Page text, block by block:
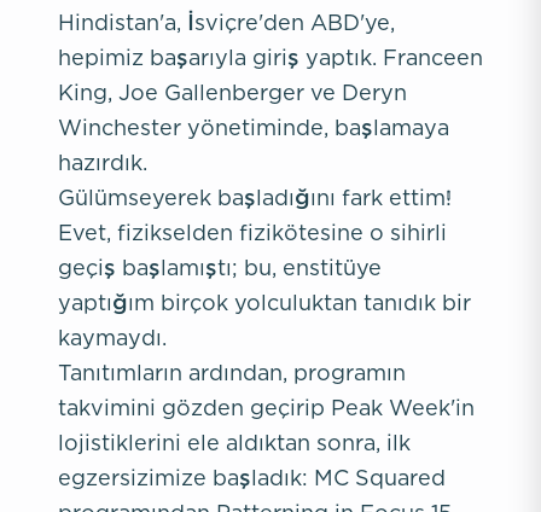
Hindistan'a, İsviçre'den ABD'ye,
hepimiz başarıyla giriş yaptık. Franceen
King, Joe Gallenberger ve Deryn
Winchester yönetiminde, başlamaya
hazırdık.
Gülümseyerek başladığını fark ettim!
Evet, fizikselden fizikötesine o sihirli
geçiş başlamıştı; bu, enstitüye
yaptığım birçok yolculuktan tanıdık bir
kaymaydı.
Tanıtımların ardından, programın
takvimini gözden geçirip Peak Week'in
lojistiklerini ele aldıktan sonra, ilk
egzersizimize başladık: MC Squared